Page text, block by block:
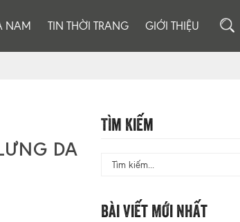
NAM TIN THỜI TRANG GIỚI THIỆU
DA
Tìm Kiếm
Bài Viết Mới Nhất